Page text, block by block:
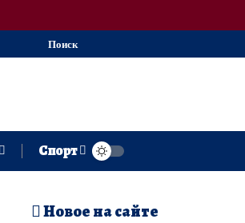
Поиск
Спорт
Новое на сайте